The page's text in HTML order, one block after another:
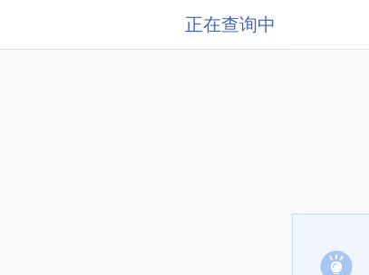
正在查询中